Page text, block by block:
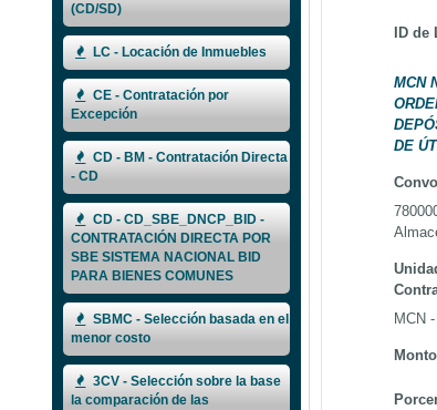
(CD/SD)
LC - Locación de Inmuebles
CE - Contratación por
Excepción
CD - BM - Contratación Directa
- CD
CD - CD_SBE_DNCP_BID -
CONTRATACIÓN DIRECTA POR
SBE SISTEMA NACIONAL BID
PARA BIENES COMUNES
SBMC - Selección basada en el
menor costo
3CV - Selección sobre la base
la comparación de las
ID
MCN
DE
MCN